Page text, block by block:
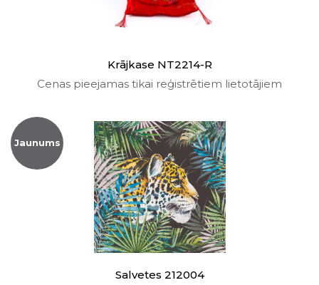
Krājkase NT2214-R
Cenas pieejamas tikai reģistrētiem lietotājiem
Jaunums
Salvetes 212004